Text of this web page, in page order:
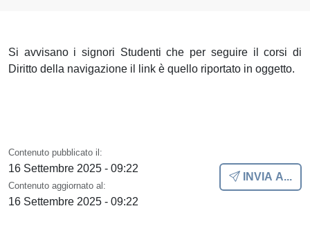
Si avvisano i signori Studenti che per seguire il corsi di
Diritto della navigazione il link è quello riportato in oggetto.
Contenuto pubblicato il:
16 Settembre 2025 - 09:22
Contenuto aggiornato al:
16 Settembre 2025 - 09:22
INVIA A...